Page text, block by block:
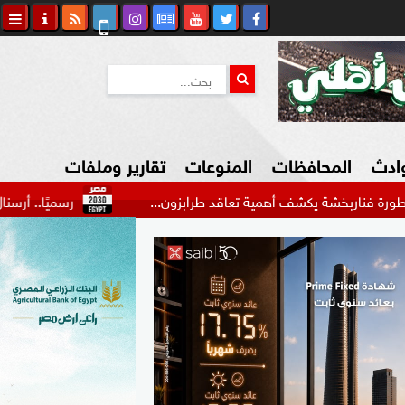
شكاوي المواطن
المحافظات المنوعات
السياحة في مصر
التكنولوجيا
المرأة والأسرة
السيارات
تقارير وملفات
رسميًا.. أرسنال يحسم يكشف أهمية تعاقد طرابزون...